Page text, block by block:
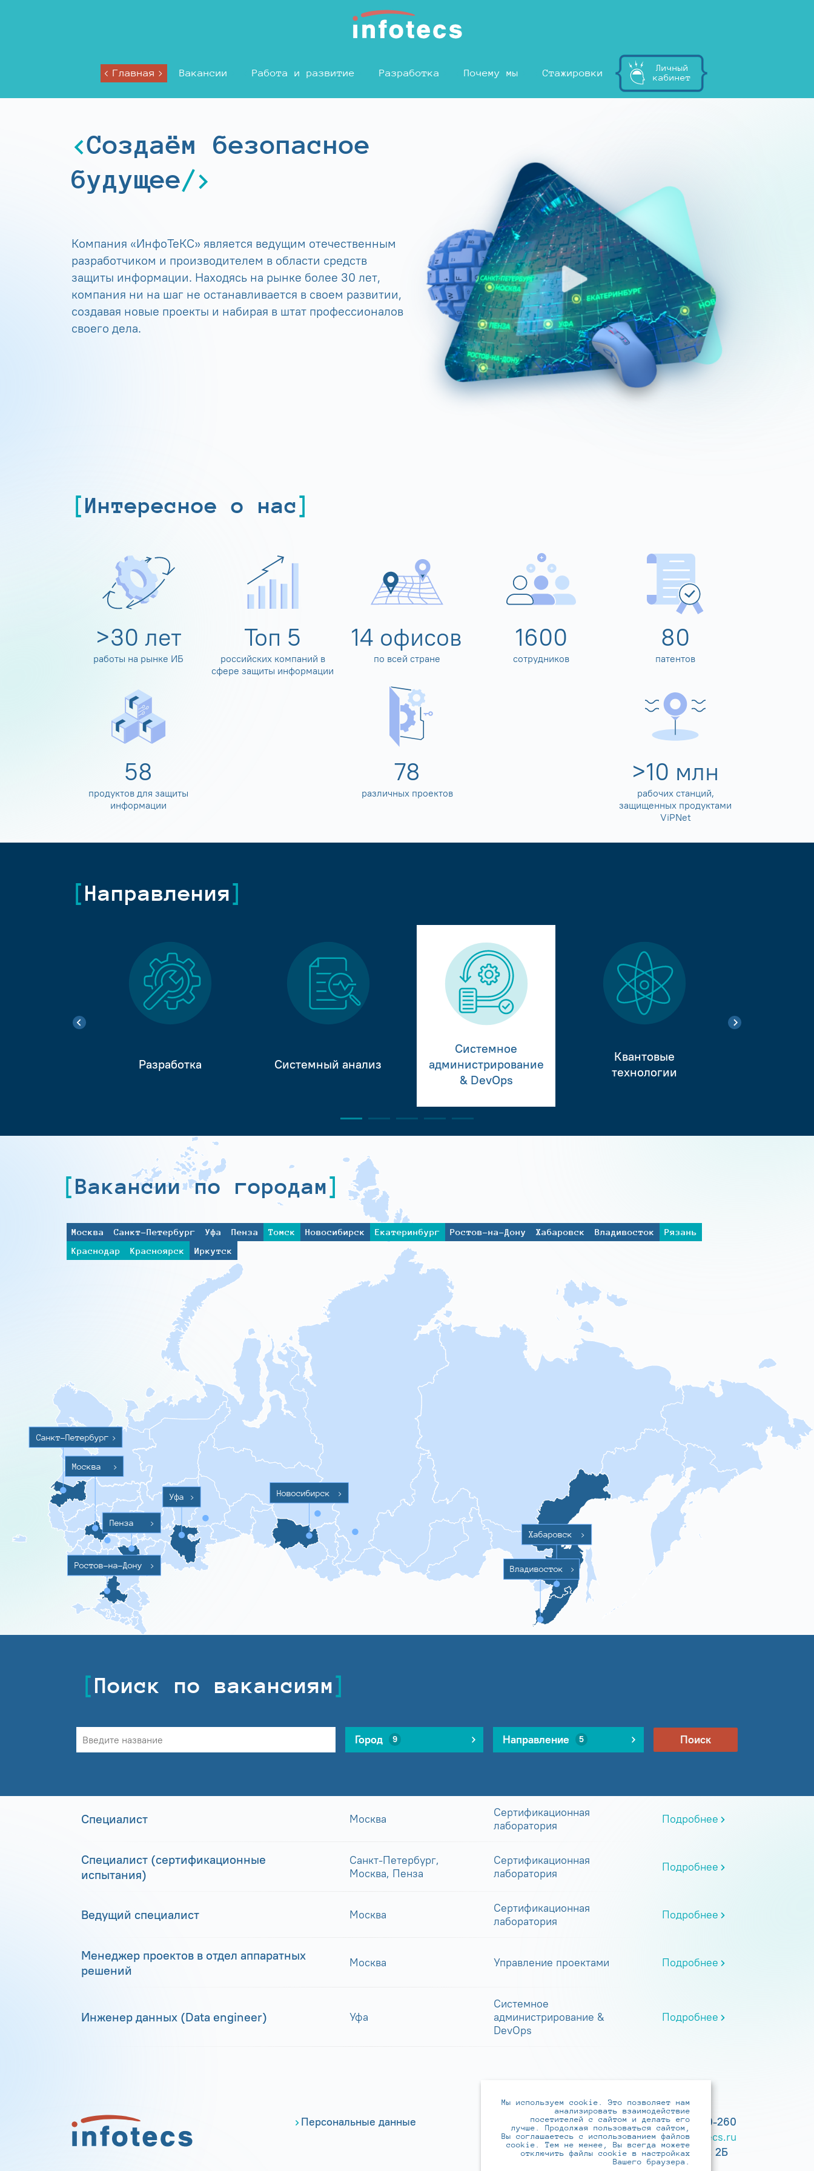
Главная Вакансии Работа и развитие Разработка Почему мы Стажировки
Личный
кабинет
Создаём безопасное
будущее
Компания «ИнфоТеКС» является ведущим отечественным
разработчиком и производителем в области средств
защиты информации. Находясь на рынке более 30 лет,
компания ни на шаг не останавливается в своем развитии,
создавая новые проекты и набирая в штат профессионалов
своего дела.
Интересное о нас
>30 лет
работы на рынке ИБ
Топ 5
российских компаний в
сфере защиты информации
14 офисов
по всей стране
1600
сотрудников
80
патентов
60
продуктов для защиты
информации
80
различных проектов
>10 млн
рабочих станций,
защищенных продуктами
ViPNet
Направления
Разработка Системный анализ
Системное
администрирование
& DevOps
Квантовые
технологии
Вакансии по городам
Москва Санкт-Петербург Уфа Пенза Томск Новосибирск Екатеринбург Ростов-на-Дону Хабаровск Владивосток
Рязань
Краснодар
Красноярск Иркутск
Санкт-Петербург >
Москва >
Ростов-на-Дону >
Пенза >
Уфа > Новосибирск >
Хабаровск >
Владивосток >
Поиск по вакансиям
Город 9 Направление 5 Поиск
Специалист Москва
Сертификационная
лаборатория
Подробнее
Специалист (сертификационные
испытания)
Санкт-Петербург,
Москва, Пенза
Сертификационная
лаборатория
Подробнее
Ведущий специалист Москва
Сертификационная
лаборатория
Подробнее
Менеджер проектов в отдел аппаратных
решений
Москва Управление проектами Подробнее
Инженер данных (Data engineer) Уфа
Системное
администрирование &
DevOps
Подробнее
Персональные данные
+7 (495) 737-6192, 8-800-250-0-260
practice@infotecs.ru ,hr@infotecs.ru
127273, г. Москва, Отрадная ул., 2Б
Мы используем cookie. Это позволяет нам
анализировать взаимодействие
посетителей с сайтом и делать его
лучше. Продолжая пользоваться сайтом,
Вы соглашаетесь с использованием файлов
cookie. Тем не менее, Вы всегда можете
отключить файлы cookie в настройках
Вашего браузера.